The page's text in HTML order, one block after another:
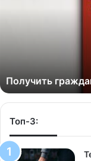
Получить
Топ-3: